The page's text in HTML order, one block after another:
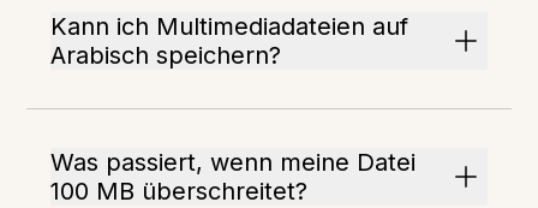
Kann ich Multimediadateien auf
Arabisch speichern?
Was passiert, wenn meine Datei
100 MB überschreitet?